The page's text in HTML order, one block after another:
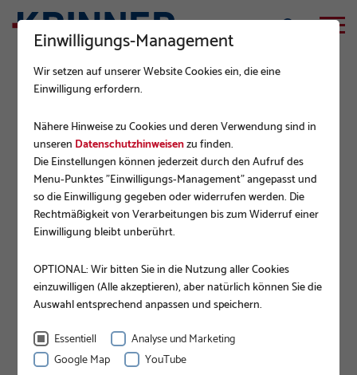
ZUBEHÖR
Sechskantschraube M12x60 8.8
TZN DIN933
Einwilligungs-Management
Wir setzen auf unserer Website Cookies ein, die eine
Einwilligung erfordern.
Nähere Hinweise zu Cookies und deren Verwendung sind in
unseren Datenschutzhinweisenzu finden.
Die Einstellungen können jederzeit durch den Aufruf des
Menu-Punktes "Einwilligungs-Management" angepasst und
so die Einwilligung gegeben oder widerrufen werden. Die
Rechtmäßigkeit von Verarbeitungen bis zum Widerruf einer
Einwilligung bleibt unberührt.
OPTIONAL: Wir bitten Sie in die Nutzung aller Cookies
einzuwilligen (Alle akzeptieren), aber natürlich können Sie die
Auswahl entsprechend anpassen und speichern.
Essentiell
Analyse und Marketing
Google Map
YouTube